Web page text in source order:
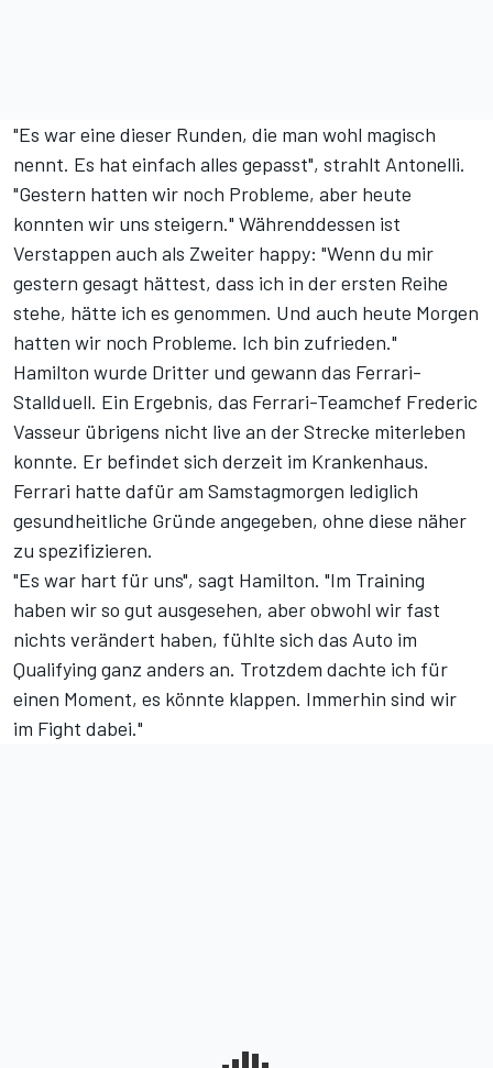
"Es war eine dieser Runden, die man wohl magisch
nennt. Es hat einfach alles gepasst", strahlt Antonelli.
"Gestern hatten wir noch Probleme, aber heute
konnten wir uns steigern." Währenddessen ist
Verstappen auch als Zweiter happy: "Wenn du mir
gestern gesagt hättest, dass ich in der ersten Reihe
stehe, hätte ich es genommen. Und auch heute Morgen
hatten wir noch Probleme. Ich bin zufrieden."
Hamilton wurde Dritter und gewann das Ferrari-
Stallduell. Ein Ergebnis, das Ferrari-Teamchef Frederic
Vasseur übrigens nicht live an der Strecke miterleben
konnte. Er befindet sich derzeit im Krankenhaus.
Ferrari hatte dafür am Samstagmorgen lediglich
gesundheitliche Gründe angegeben, ohne diese näher
zu spezifizieren.
"Es war hart für uns", sagt Hamilton. "Im Training
haben wir so gut ausgesehen, aber obwohl wir fast
nichts verändert haben, fühlte sich das Auto im
Qualifying ganz anders an. Trotzdem dachte ich für
einen Moment, es könnte klappen. Immerhin sind wir
im Fight dabei."